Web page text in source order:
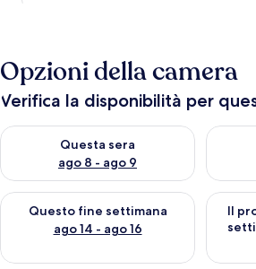
Opzioni della camera
Verifica la disponibilità per
Questa sera
ago 8 - ago 9
Verifica la disponibilità per questa sera,
Questo fine settimana
ago 14 - ago 16
Verifica la disponibilità per questo fine
Il